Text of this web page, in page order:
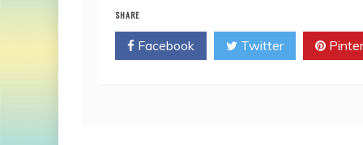
SHARE
Facebook Twitter